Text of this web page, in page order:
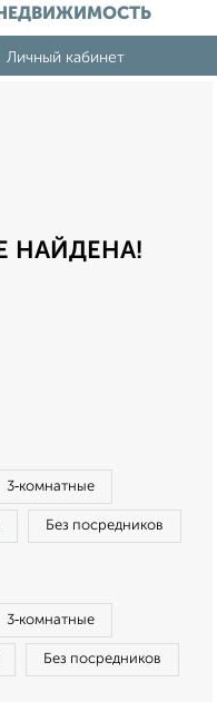
Личный кабинет
НАЙДЕНА!
3‑комнатные
Без посредников
3‑комнатные
Без посредников